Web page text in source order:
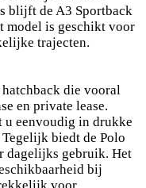
blijft de A3 Sportback
model is geschikt voor
trajecten.
hatchback die vooral
en private lease.
u eenvoudig in drukke
biedt de Polo
dagelijks gebruik. Het
bij